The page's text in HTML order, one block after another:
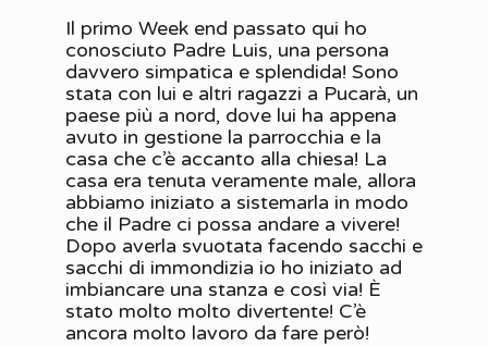
Il primo Week end passato qui ho
conosciuto Padre Luis, una persona
davvero simpatica e splendida! Sono
stata con lui e altri ragazzi a Pucarà, un
paese più a nord, dove lui ha appena
avuto in gestione la parrocchia e la
casa che c’è accanto alla chiesa! La
casa era tenuta veramente male, allora
abbiamo iniziato a sistemarla in modo
che il Padre ci possa andare a vivere!
Dopo averla svuotata facendo sacchi e
sacchi di immondizia io ho iniziato ad
imbiancare una stanza e così via! È
stato molto molto divertente! C’è
ancora molto lavoro da fare però!